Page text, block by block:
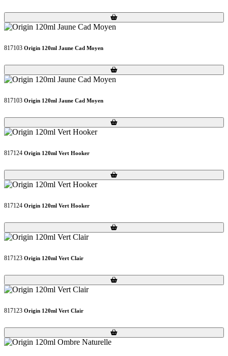
Loading...
Loading...
817103 Origin 120ml Jaune Cad Moyen
Loading...
Loading...
817103 Origin 120ml Jaune Cad Moyen
Loading...
Loading...
817124 Origin 120ml Vert Hooker
Loading...
Loading...
817124 Origin 120ml Vert Hooker
Loading...
Loading...
817123 Origin 120ml Vert Clair
Loading...
Loading...
817123 Origin 120ml Vert Clair
Loading...
Loading...